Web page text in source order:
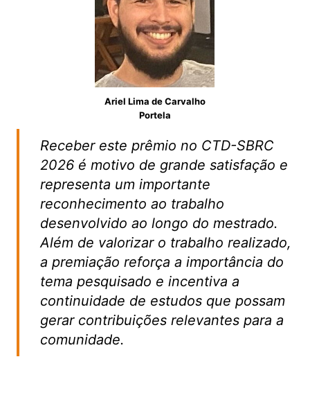
Ariel Lima de Carvalho
Portela
Receber este prêmio no CTD-SBRC
2026 é motivo de grande satisfação e
representa um importante
reconhecimento ao trabalho
desenvolvido ao longo do mestrado.
Além de valorizar o trabalho realizado,
a premiação reforça a importância do
tema pesquisado e incentiva a
continuidade de estudos que possam
gerar contribuições relevantes para a
comunidade.